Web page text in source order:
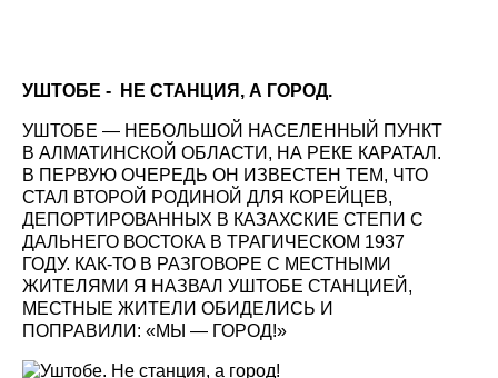
УШТОБЕ - НЕ СТАНЦИЯ, А ГОРОД.
УШТОБЕ — НЕБОЛЬШОЙ НАСЕЛЕННЫЙ ПУНКТ
В АЛМАТИНСКОЙ ОБЛАСТИ, НА РЕКЕ КАРАТАЛ.
В ПЕРВУЮ ОЧЕРЕДЬ ОН ИЗВЕСТЕН ТЕМ, ЧТО
СТАЛ ВТОРОЙ РОДИНОЙ ДЛЯ КОРЕЙЦЕВ,
ДЕПОРТИРОВАННЫХ В КАЗАХСКИЕ СТЕПИ С
ДАЛЬНЕГО ВОСТОКА В ТРАГИЧЕСКОМ 1937
ГОДУ. КАК-ТО В РАЗГОВОРЕ С МЕСТНЫМИ
ЖИТЕЛЯМИ Я НАЗВАЛ УШТОБЕ СТАНЦИЕЙ,
МЕСТНЫЕ ЖИТЕЛИ ОБИДЕЛИСЬ И
ПОПРАВИЛИ: «МЫ — ГОРОД!»